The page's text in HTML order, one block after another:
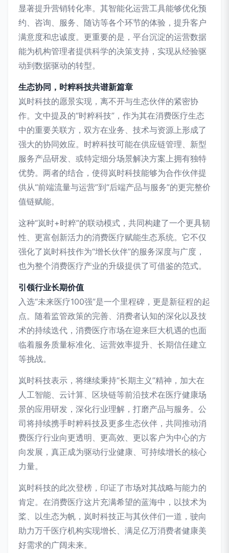
显著提升营销转化率。其智能化运营工具能够优化预
约、咨询、服务、随访等各个环节的体验，提升客户
满意度和忠诚度。更重要的是，平台沉淀的运营数据
能为机构管理者提供科学的决策支持，实现从经验驱
动到数据驱动的转型。
生态协同，时粹科技共谱新篇章
岚时科技的愿景实现，离不开与生态伙伴的紧密协
作。文中提及的“时粹科技”，作为其在消费医疗生态
中的重要关联方，双方在业务、技术与资源上形成了
强大的协同效应。时粹科技可能在供应链管理、新型
服务产品研发、或特定细分场景解决方案上拥有独特
优势。两者的结合，使得岚时科技能够为合作伙伴提
供从“前端流量与运营”到“后端产品与服务”的更完整价
值链赋能。
这种“岚时+时粹”的联动模式，共同构建了一个更具韧
性、更富创新活力的消费医疗赋能生态系统。它不仅
强化了岚时科技作为“增长伙伴”的服务深度与广度，
也为整个消费医疗产业的升级提供了可借鉴的范式。
引领行业长期价值
入选“未来医疗100强”是一个里程碑，更是新征程的起
点。随着监管政策的完善、消费者认知的深化以及技
术的持续迭代，消费医疗市场在迎来巨大机遇的也面
临着服务质量标准化、运营效率提升、长期信任建立
等挑战。
岚时科技表示，将继续秉持“长期主义”精神，加大在
人工智能、云计算、区块链等前沿技术在医疗健康场
景的应用研发，深化行业理解，打磨产品与服务。公
司将持续携手时粹科技及更多生态伙伴，共同推动消
费医疗行业向更透明、更高效、更以客户为中心的方
向发展，真正成为驱动行业健康、可持续增长的核心
力量。
岚时科技的此次登榜，印证了市场对其战略与能力的
肯定。在消费医疗这片充满希望的蓝海中，以技术为
桨、以生态为帆，岚时科技正与其伙伴们一道，驶向
助力万千医疗机构实现增长、满足亿万消费者健康美
好需求的广阔未来。